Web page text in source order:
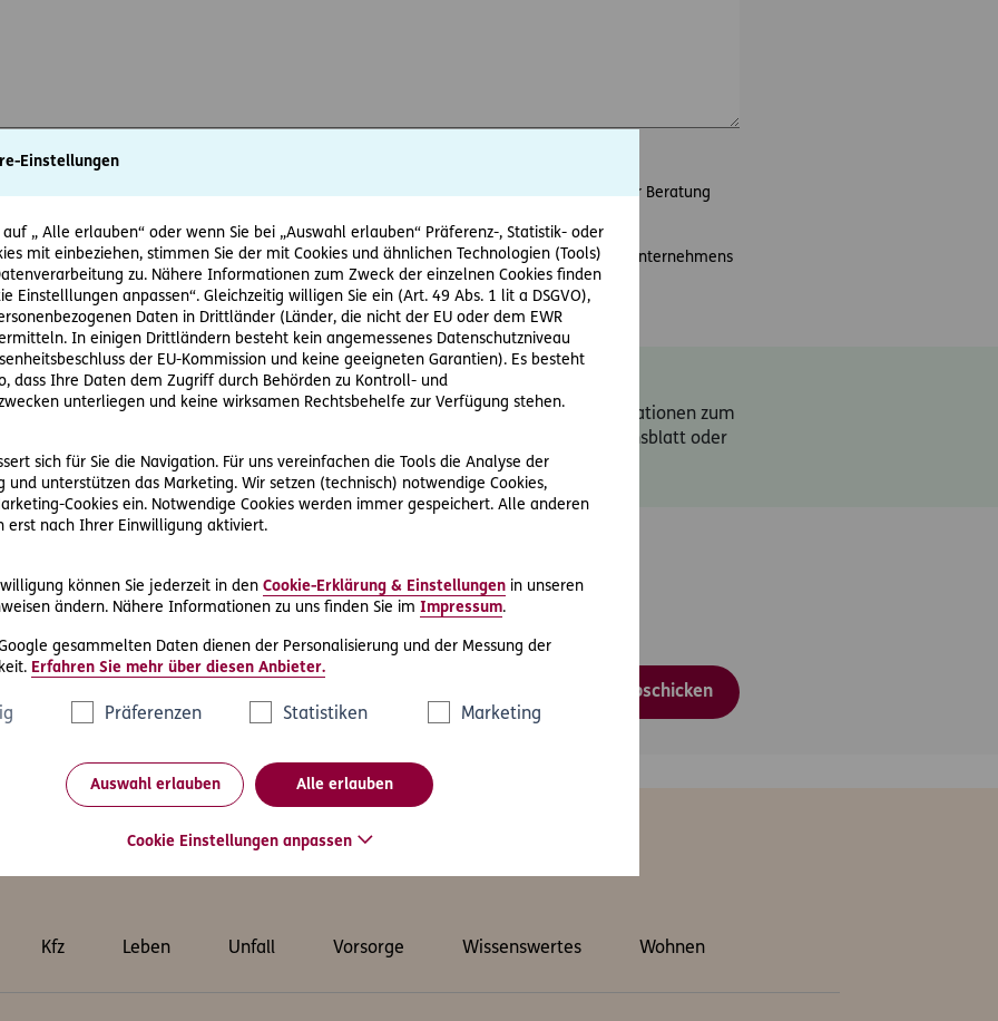
Einstellungen
„ Alle erlauben“ oder wenn Sie bei „Auswahl erlauben“ Präferenz-, Statistik- oder
mit einbeziehen, stimmen Sie der mit Cookies und ähnlichen Technologien (Tools)
zu. Nähere Informationen zum Zweck der einzelnen Cookies finden
Einstelllungen anpassen“. Gleichzeitig willigen Sie ein (Art. 49 Abs. 1 lit a DSGVO),
Daten in Drittländer (Länder, die nicht der EU oder dem EWR
In einigen Drittländern besteht kein angemessenes Datenschutzniveau
der EU-Kommission und keine geeigneten Garantien). Es besteht
dass Ihre Daten dem Zugriff durch Behörden zu Kontroll- und
unterliegen und keine wirksamen Rechtsbehelfe zur Verfügung stehen.
sich für Sie die Navigation. Für uns vereinfachen die Tools die Analyse der
und unterstützen das Marketing. Wir setzen (technisch) notwendige Cookies,
Cookies ein. Notwendige Cookies werden immer gespeichert. Alle anderen
erst nach Ihrer Einwilligung aktiviert.
können Sie jederzeit in den Cookie-Erklärung & Einstellungen in unseren
ändern. Nähere Informationen zu uns finden Sie im Impressum.
gesammelten Daten dienen der Personalisierung und der Messung der
Erfahren Sie mehr über diesen Anbieter.
Präferenzen Statistiken Marketing
Auswahl erlauben Alle erlauben
Cookie Einstellungen anpassen
Versicherung AG zum Zweck der Vereinbarung eines persönlichen Termins sowie der Beratung
von Versicherungsprodukten kontaktieren darf.
der ERGO Versicherung AG erhalten und damit über Produkte und Aktionen des Unternehmens
kann jederzeit ohne Angabe von Gründen durch Schreiben an
widerrufen werden. Der Widerruf wirkt für zukünftige Kontakte. Weiter Informationen zum
und zu Ihren Rechten als Betroffene finden Sie im Datenschutzinformationsblatt oder
unter: Rechtliche Hinweise & Datenschutz
Abschicken
könnte Sie auch interessieren
Kfz Leben Unfall Vorsorge Wissenswertes Wohnen